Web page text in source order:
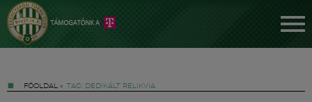
FŐOLDAL » TAG: DEDIKÁLT RELIKVIA